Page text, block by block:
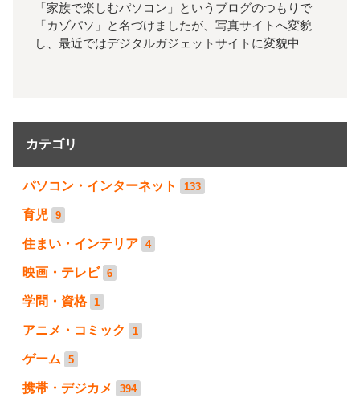
「家族で楽しむパソコン」というブログのつもりで
「カゾパソ」と名づけましたが、写真サイトへ変貌
し、最近ではデジタルガジェットサイトに変貌中
カテゴリ
パソコン・インターネット 133
育児 9
住まい・インテリア 4
映画・テレビ 6
学問・資格 1
アニメ・コミック 1
ゲーム 5
携帯・デジカメ 394